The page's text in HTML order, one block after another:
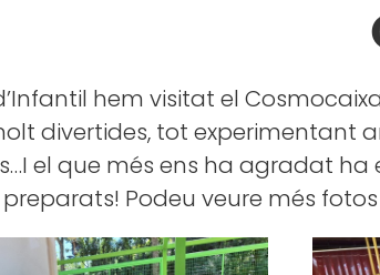
hem visitat el
divertides, tot experimentant
el que més ens ha agradat
Podeu veure més